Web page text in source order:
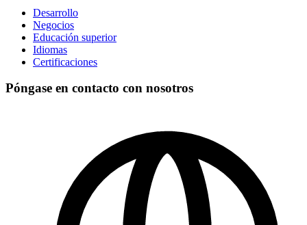
Desarrollo
Negocios
Educación superior
Idiomas
Certificaciones
Póngase en contacto con nosotros